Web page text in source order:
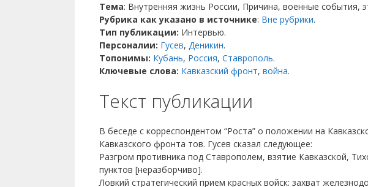
Тема: Внутренняя жизнь России, Причина, военные события,
Рубрика как указано в источнике: Вне рубрики.
Тип публикации: Интервью.
Персоналии: Гусев, Деникин.
Топонимы: Кубань, Россия, Ставрополь.
Ключевые слова: Кавказский фронт, война.
Текст публикации
В беседе с корреспондентом “Роста” о положении на
Кавказского фронта тов. Гусев сказал следующее:
Разгром противника под Ставрополем, взятие Кавказской,
пунктов [неразборчиво].
Ловкий стратегический прием красных войск: захват